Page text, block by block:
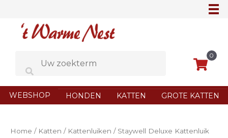
0
WEBSHOP HONDEN KATTEN GROTE KATTEN
Home / Katten / Kattenluiken / Staywell Deluxe Kattenluik